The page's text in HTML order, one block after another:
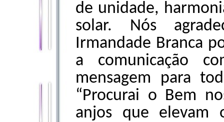
de unidade,
solar. Nós
Irmandade Branca
a comunicação
mensagem para
“Procurai o Bem
anjos que elevam